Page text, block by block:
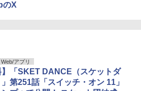
のX
Web/アプリ
】「SKET DANCE（スケットダ
第251話「スイッチ・オン 11」